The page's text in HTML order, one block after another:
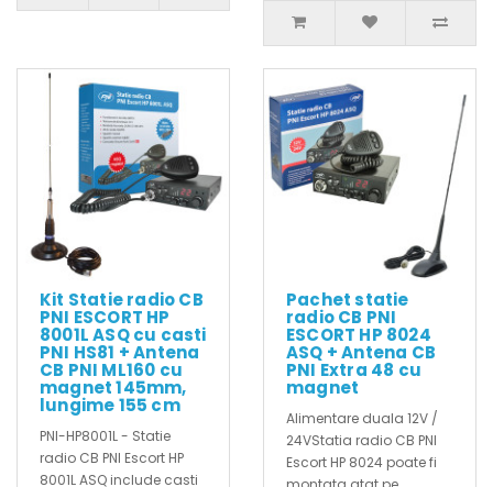
Kit Statie radio CB
PNI ESCORT HP
8001L ASQ cu casti
PNI HS81 + Antena
CB PNI ML160 cu
magnet 145mm,
lungime 155 cm
PNI-HP8001L - Statie
radio CB PNI Escort HP
8001L ASQ include casti
Pachet statie
radio CB PNI
ESCORT HP 8024
ASQ + Antena CB
PNI Extra 48 cu
magnet
Alimentare duala 12V /
24VStatia radio CB PNI
Escort HP 8024 poate fi